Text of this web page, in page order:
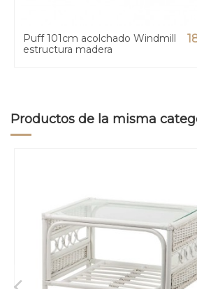
Puff 101cm acolchado Windmill
estructura madera
Productos de la misma